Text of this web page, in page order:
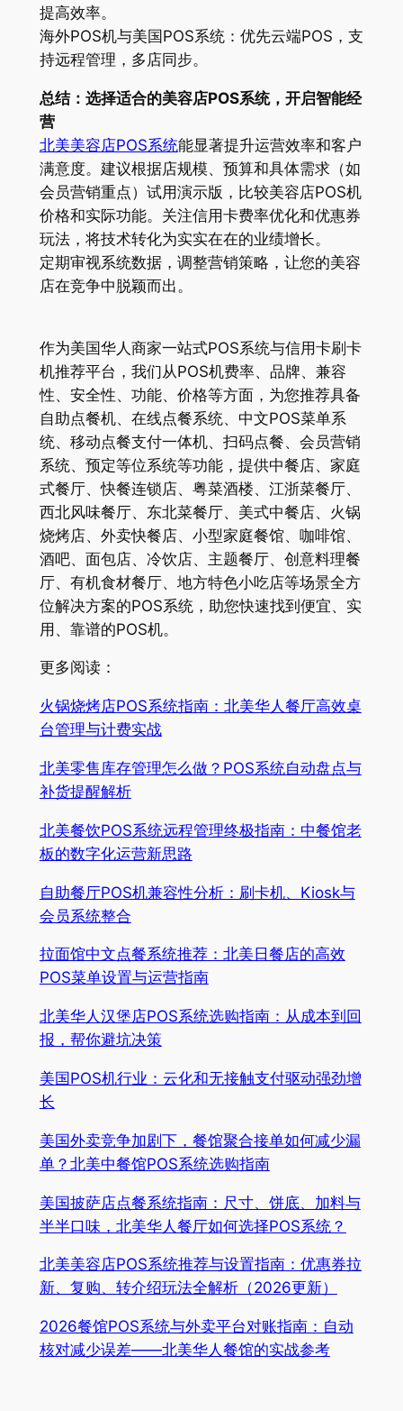
提高效率。
海外POS机与美国POS系统：优先云端POS，支
持远程管理，多店同步。
总结：选择适合的美容店POS系统，开启智能经
营
北美美容店POS系统能显著提升运营效率和客户
满意度。建议根据店规模、预算和具体需求（如
会员营销重点）试用演示版，比较美容店POS机
价格和实际功能。关注信用卡费率优化和优惠券
玩法，将技术转化为实实在在的业绩增长。
定期审视系统数据，调整营销策略，让您的美容
店在竞争中脱颖而出。
作为美国华人商家一站式POS系统与信用卡刷卡
机推荐平台，我们从POS机费率、品牌、兼容
性、安全性、功能、价格等方面，为您推荐具备
自助点餐机、在线点餐系统、中文POS菜单系
统、移动点餐支付一体机、扫码点餐、会员营销
系统、预定等位系统等功能，提供中餐店、家庭
式餐厅、快餐连锁店、粤菜酒楼、江浙菜餐厅、
西北风味餐厅、东北菜餐厅、美式中餐店、火锅
烧烤店、外卖快餐店、小型家庭餐馆、咖啡馆、
酒吧、面包店、冷饮店、主题餐厅、创意料理餐
厅、有机食材餐厅、地方特色小吃店等场景全方
位解决方案的POS系统，助您快速找到便宜、实
用、靠谱的POS机。
更多阅读：
火锅烧烤店POS系统指南：北美华人餐厅高效桌
台管理与计费实战
北美零售库存管理怎么做？POS系统自动盘点与
补货提醒解析
北美餐饮POS系统远程管理终极指南：中餐馆老
板的数字化运营新思路
自助餐厅POS机兼容性分析：刷卡机、Kiosk与
会员系统整合
拉面馆中文点餐系统推荐：北美日餐店的高效
POS菜单设置与运营指南
北美华人汉堡店POS系统选购指南：从成本到回
报，帮你避坑决策
美国POS机行业：云化和无接触支付驱动强劲增
长
美国外卖竞争加剧下，餐馆聚合接单如何减少漏
单？北美中餐馆POS系统选购指南
美国披萨店点餐系统指南：尺寸、饼底、加料与
半半口味，北美华人餐厅如何选择POS系统？
北美美容店POS系统推荐与设置指南：优惠券拉
新、复购、转介绍玩法全解析（2026更新）
2026餐馆POS系统与外卖平台对账指南：自动
核对减少误差——北美华人餐馆的实战参考